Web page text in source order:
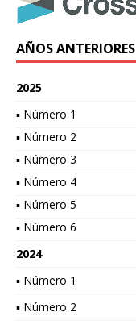
AÑOS ANTERIORES
2025
▪ Número 1
▪ Número 2
▪ Número 3
▪ Número 4
▪ Número 5
▪ Número 6
2024
▪ Número 1
▪ Número 2